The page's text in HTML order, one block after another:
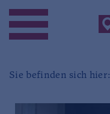
Sie befinden sich hier: